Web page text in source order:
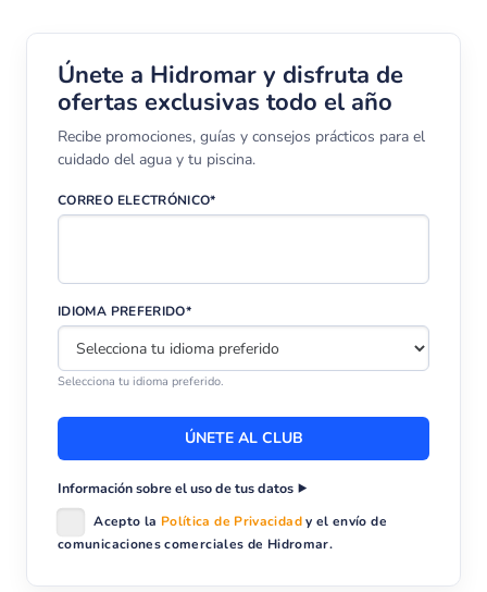
Únete a Hidromar y disfruta de
ofertas exclusivas todo el año
Recibe promociones, guías y consejos prácticos para el
cuidado del agua y tu piscina.
CORREO ELECTRÓNICO*
IDIOMA PREFERIDO*
Selecciona tu idioma preferido.
Información sobre el uso de tus datos
Acepto la Política de Privacidady el envío de
comunicaciones comerciales de Hidromar.